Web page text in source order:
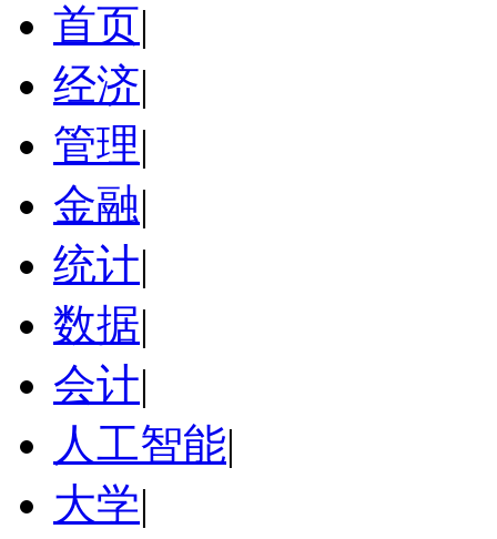
首页|
经济|
管理|
金融|
统计|
数据|
会计|
人工智能|
大学|